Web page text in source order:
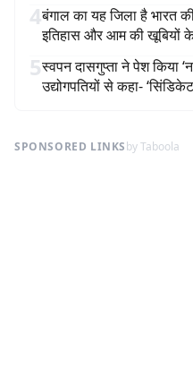
4बंगाल का यह जिला है भारत
इतिहास और आम की खूबियों
5स्वपन दासगुप्ता ने पेश किया
उद्योगपतियों से कहा-
SPONSORED LINKSby Taboola